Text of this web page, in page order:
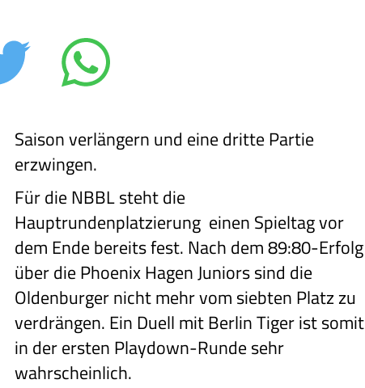
Saison verlängern und eine dritte Partie
erzwingen.
Für die NBBL steht die
Hauptrundenplatzierung einen Spieltag vor
dem Ende bereits fest. Nach dem 89:80-Erfolg
über die Phoenix Hagen Juniors sind die
Oldenburger nicht mehr vom siebten Platz zu
verdrängen. Ein Duell mit Berlin Tiger ist somit
in der ersten Playdown-Runde sehr
wahrscheinlich.